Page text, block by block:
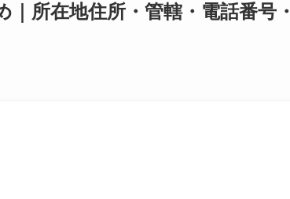
所在地住所・管轄・電話番号・